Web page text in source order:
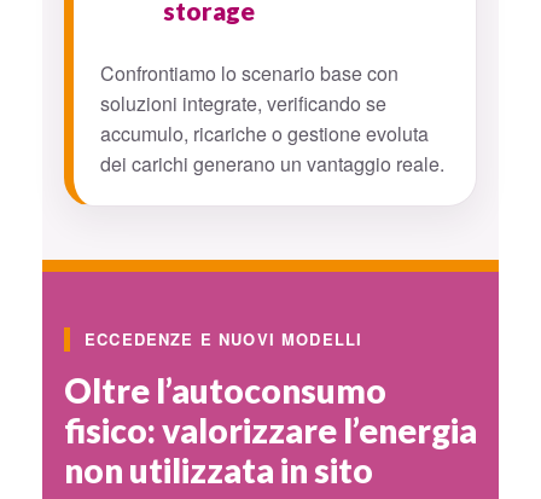
storage
Confrontiamo lo scenario base con
soluzioni integrate, verificando se
accumulo, ricariche o gestione evoluta
dei carichi generano un vantaggio reale.
ECCEDENZE E NUOVI MODELLI
Oltre l’autoconsumo
fisico: valorizzare l’energia
non utilizzata in sito